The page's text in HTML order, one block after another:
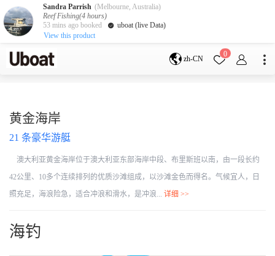
zh-CN
0
目的地
凯恩斯
塔斯马尼亚
达尔文
包船海钓
黄金海岸
21 条豪华游艇
澳大利亚黄金海岸位于澳大利亚东部海岸中段、布里斯班以南，由一段长约
42公里、10多个连续排列的优质沙滩组成，以沙滩金色而得名。气候宜人，日
照充足，海浪险急，适合冲浪和滑水，是冲浪... 详细 >>
海钓
Sandra Parrish (Melbourne, Australia)
Reef Fishing(4 hours)
53 mins ago booked
uboat (live Data)
View this product